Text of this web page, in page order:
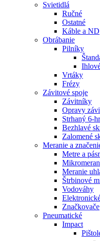
Svietidlá
Ručné
Ostatné
Káble a ND
Obrábanie
Pilníky
Vrtáky
Frézy
Závitové spoje
Závitníky
Opravy
Strhaný 6-
Bezhlavé
Zalomené
Meranie a
Metre a
Meranie
Štrbinové
Vodováhy
Značkovače
Pneumatické
Impact